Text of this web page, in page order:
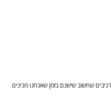
שחשוב שישנם בזמן שאנחנו מכינים